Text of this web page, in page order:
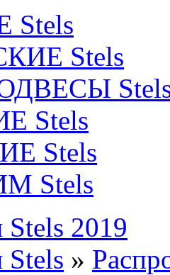
Stels
Stels
Stels
Stels
Stels
2019
»